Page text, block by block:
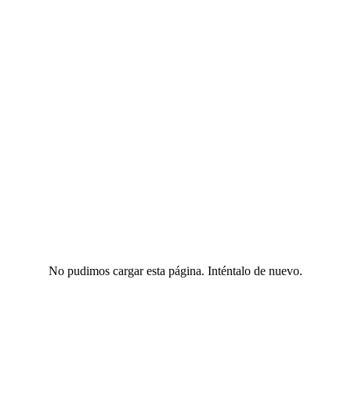
No pudimos cargar esta página. Inténtalo de nuevo.